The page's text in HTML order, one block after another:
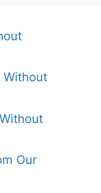
Without
Our